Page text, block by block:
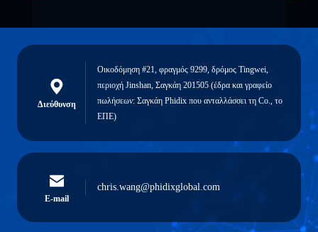
Διεύθυνση
Οικοδόμηση #21, φραγμός 9299, δρόμος Tingwei,
περιοχή Jinshan, Σαγκάη 201505 (έδρα και γραφείο
πωλήσεων: Σαγκάη Phidix που ανταλλάσσει τη Co., το
ΕΠΕ)
E-mail
chris.wang@phidixglobal.com